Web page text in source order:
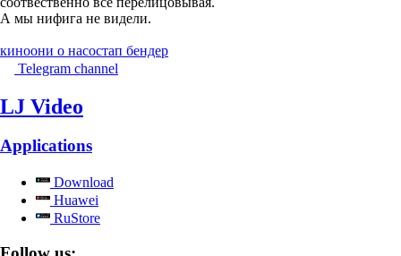
А мы нифига не видели.
киноони о насостап бендер
Telegram channel
LJ Video
Applications
Download
Huawei
RuStore